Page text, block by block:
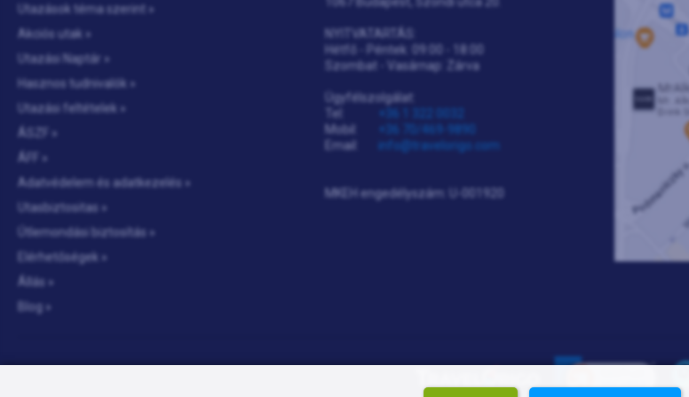
Utazások téma szerint »
Akciós utak »
Utazási Naptár »
Hasznos tudnivalók »
Utazási feltételek »
ÁSZF »
ÁFF »
Adatvédelem és adatkezelés »
Utasbiztositas »
Útlemondási biztosítás »
Elérhetőségek »
Állás »
Blog »
NYITVATARTÁS:
Hétfő - Péntek: 09:00 - 18:00
Szombat - Vasárnap: Zárva
Ügyfélszolgálat:
Tel:
+36 1 322 0032
Mobil:
+36 70/469-9890
Email:
info@travelorigo.com
MKEH engedélyszám: U-001920